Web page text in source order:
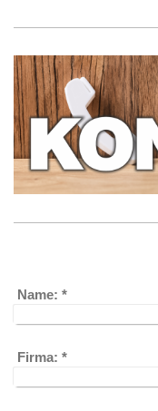
Name: *
Firma: *